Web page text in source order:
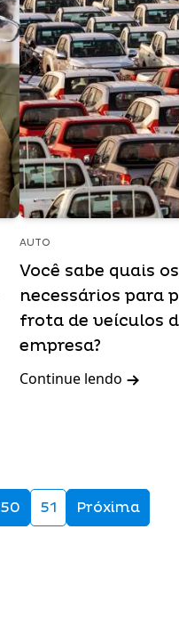
AUTO
Você sabe quais
necessários para
frota de veículos
empresa?
Continue lendo
50 51 Próxima